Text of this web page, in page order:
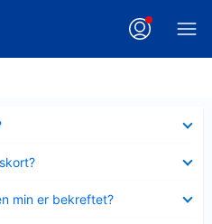
min er bekreftet?